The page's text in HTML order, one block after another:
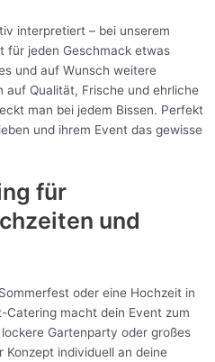
interpretiert – bei unserem
für jeden Geschmack etwas
und auf Wunsch weitere
auf Qualität, Frische und ehrliche
man bei jedem Bissen. Perfekt
und ihrem Event das gewisse
für
und
oder eine Hochzeit in
Catering macht dein Event zum
Gartenparty oder großes
Konzept individuell an deine